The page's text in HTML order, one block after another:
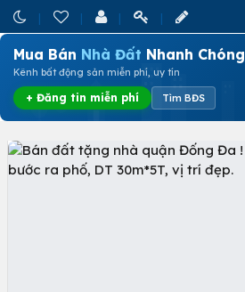
Mua Bán Nhà Đất Nhanh Chóng
Kênh bất động sản miễn phí, uy tín
+ Đăng tin miễn phí Tìm BĐS